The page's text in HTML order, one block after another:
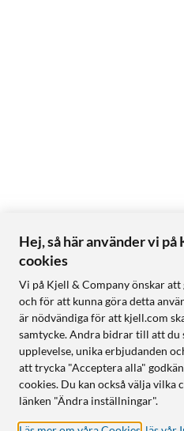
Hej, så här använder vi
cookies
Vi på Kjell & Company önskar
och för att kunna göra detta
är nödvändiga för att kjell.com
samtycke. Andra bidrar till att du
upplevelse, unika erbjudanden
att trycka "Acceptera alla"
cookies. Du kan också välja vilka
länken "Ändra inställningar".